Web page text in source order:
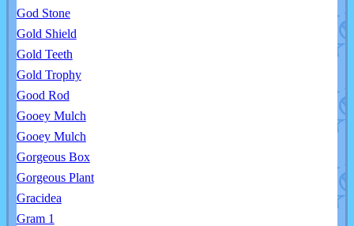
God Stone
Gold Shield
Gold Teeth
Gold Trophy
Good Rod
Gooey Mulch
Gooey Mulch
Gorgeous Box
Gorgeous Plant
Gracidea
Gram 1